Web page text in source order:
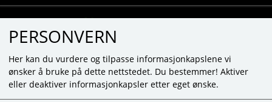
PERSONVERN
Her kan du vurdere og tilpasse informasjonkapslene vi
ønsker å bruke på dette nettstedet. Du bestemmer! Aktiver
eller deaktiver informasjonkapsler etter eget ønske.